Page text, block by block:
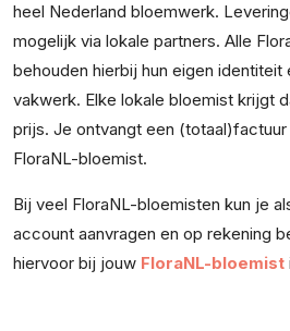
heel Nederland bloemwerk.
mogelijk via lokale partners. Alle
behouden hierbij hun eigen
vakwerk. Elke lokale bloemist krijgt
prijs. Je ontvangt een
FloraNL-bloemist.
Bij veel FloraNL-bloemisten kun je
account aanvragen en op rekening
hiervoor bij jouw FloraNL-bloemist